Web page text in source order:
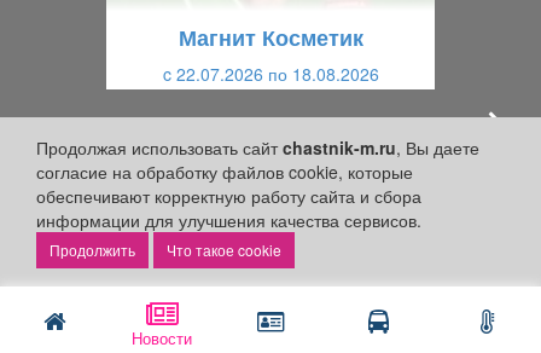
Новости
Магнит Косметик
c 22.07.2026 по 18.08.2026
Чтобы избавить водителей от
многочасового ожидания, городские
власти и местные провайдеры
развернули систему прямых трансляций
с камер на автозаправках.
Теперь увидеть длину очереди можно прямо на
канале вашего телевизора не выезжая из дома.
Пока горожане следят за
передвижением машин у бензоколонок,
Продолжая использовать сайтchastnik-m.ru, Вы даете
согласие на обработку файлов cookie, которые
обеспечивают корректную работу сайта и сбора
информации для улучшения качества сервисов.
Что такое cookie